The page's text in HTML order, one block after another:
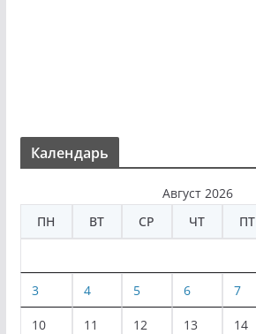
Календарь
Август 2026
ПН
ВТ СР ЧТ ПТ
3 4 5 6 7
10 11 12 13 14